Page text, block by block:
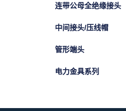
连带公母全绝缘接头
中间接头/压线帽
管形端头
电力金具系列